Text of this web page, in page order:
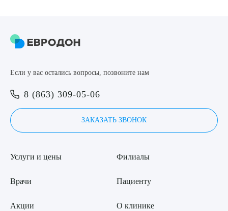
Если у вас остались вопросы, позвоните нам
8 (863) 309-05-06
ЗАКАЗАТЬ ЗВОНОК
Услуги и цены
Врачи
Акции
Филиалы
Пациенту
О клинике